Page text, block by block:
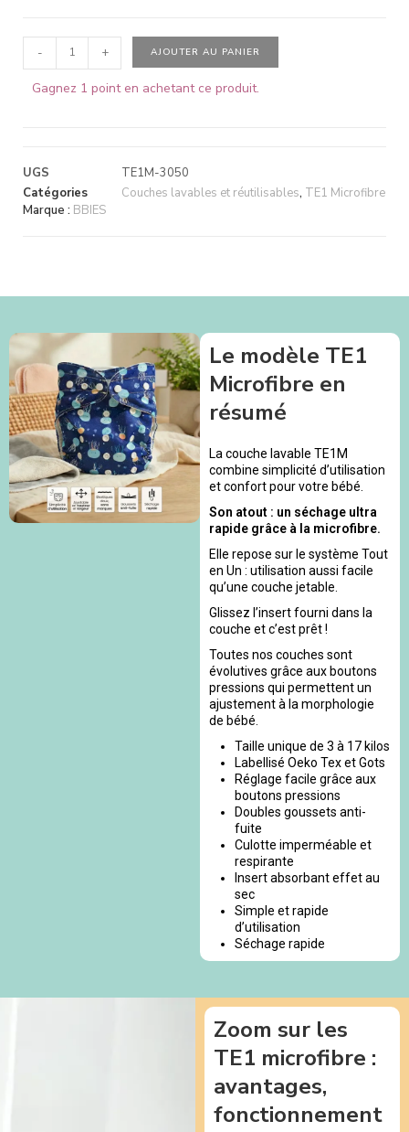
- + AJOUTER AU PANIER
Gagnez 1 point en achetant ce produit.
UGS
TE1M-3050
Catégories
Couches lavables et réutilisables, TE1 Microfibre
Marque : BBIES
Le modèle TE1
Microfibre en
résumé
La couche lavable TE1M
combine simplicité d’utilisation
et confort pour votre bébé.
Son atout : un séchage ultra
rapide grâce à la microfibre.
Elle repose sur le système Tout
en Un : utilisation aussi facile
qu’une couche jetable.
Glissez l’insert fourni dans la
couche et c’est prêt !
Toutes nos couches sont
évolutives grâce aux boutons
pressions qui permettent un
ajustement à la morphologie
de bébé.
Taille unique de 3 à 17 kilos
Labellisé Oeko Tex et Gots
Réglage facile grâce aux
boutons pressions
Doubles goussets anti-
fuite
Culotte imperméable et
respirante
Insert absorbant effet au
sec
Simple et rapide
d’utilisation
Séchage rapide
Zoom sur les
TE1 microfibre :
avantages,
fonctionnement